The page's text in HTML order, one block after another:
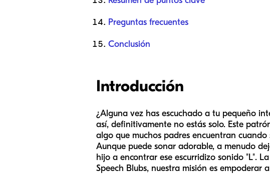
Preguntas frecuentes
Conclusión
Introducción
¿Alguna vez has escuchado a tu pequeño
así, definitivamente no estás solo. Este
algo que muchos padres encuentran
Aunque puede sonar adorable, a menudo
hijo a encontrar ese escurridizo sonido "L".
Speech Blubs, nuestra misión es empoderar